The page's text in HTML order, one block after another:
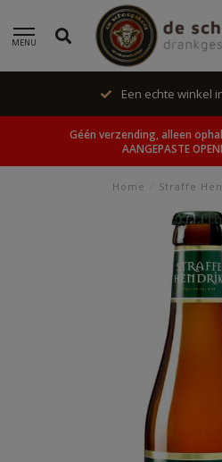
MENU
Een echte winkel
Géén verzending, alleen
AANGEPASTE
Home Straffe